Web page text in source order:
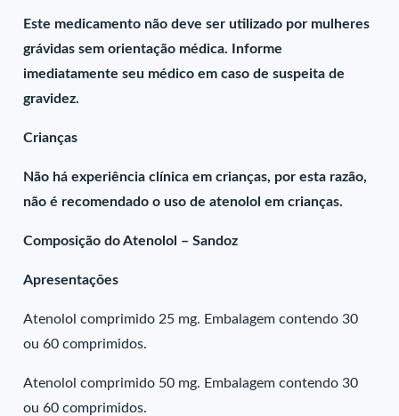
Este medicamento não deve ser utilizado por mulheres
grávidas sem orientação médica. Informe
imediatamente seu médico em caso de suspeita de
gravidez.
Crianças
Não há experiência clínica em crianças, por esta razão,
não é recomendado o uso de atenolol em crianças.
Composição do Atenolol – Sandoz
Apresentações
Atenolol comprimido 25 mg. Embalagem contendo 30
ou 60 comprimidos.
Atenolol comprimido 50 mg. Embalagem contendo 30
ou 60 comprimidos.